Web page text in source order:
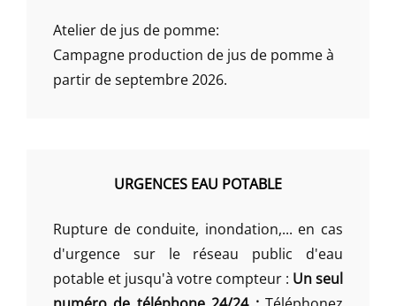
Atelier de jus de pomme:
Campagne production de jus de pomme à
partir de septembre 2026.
URGENCES EAU POTABLE
Rupture de conduite, inondation,... en cas
d'urgence sur le réseau public d'eau
potable et jusqu'à votre compteur : Un seul